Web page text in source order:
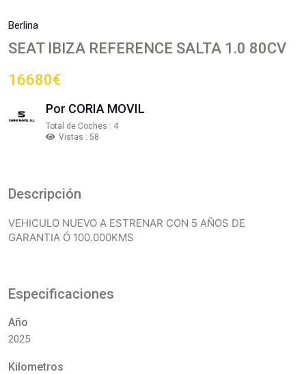
Berlina
SEAT IBIZA REFERENCE SALTA 1.0 80CV
16680€
Por CORIA MOVIL
Total de Coches : 4
Vistas : 58
Descripción
VEHICULO NUEVO A ESTRENAR CON 5 AÑOS DE
GARANTIA Ó 100.000KMS
Especificaciones
Año
2025
Kilometros